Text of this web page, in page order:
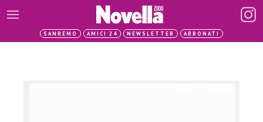
SANREMO AMICI 24 NEWSLETTER ABBONATI